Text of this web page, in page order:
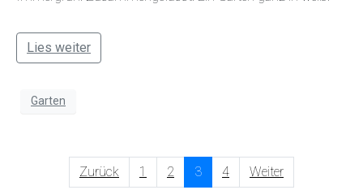
Lies weiter
Garten
Zurück 1 2 3 4 Weiter